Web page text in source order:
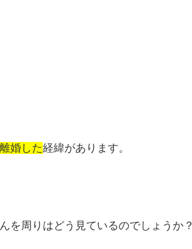
婚した経緯があります。
を周りはどう見ているのでしょうか？